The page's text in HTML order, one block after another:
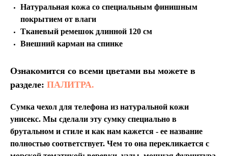
Натуральная кожа со специальным финишным
покрытием от влаги
Тканевый ремешок длинной 120 см
Внешний карман на спинке
Ознакомится со всеми цветами вы можете в
разделе: ПАЛИТРА.
Сумка чехол для телефона из натуральной кожи
унисекс. Мы сделали эту сумку специально в
брутальном и стиле и как нам кажется - ее название
полностью соответствует. Чем то она перекликается с